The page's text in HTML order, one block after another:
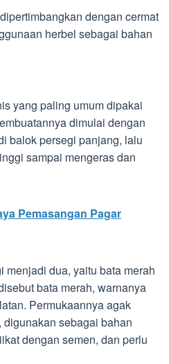
dengan cermat
herbel sebagai bahan
yang paling umum dipakai
dimulai dengan
balok persegi panjang, lalu
sampai mengeras dan
Pemasangan Pagar
menjadi dua, yaitu bata merah
bata merah, warnanya
Permukaannya agak
sebagai bahan
dengan semen, dan perlu